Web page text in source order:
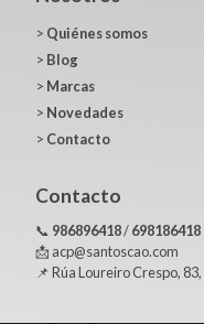
> Quiénes somos
> Blog
> Marcas
> Novedades
> Contacto
Contacto
📞 986896418/698186418
📩 acp@santoscao.com
📌 Rúa Loureiro Crespo,